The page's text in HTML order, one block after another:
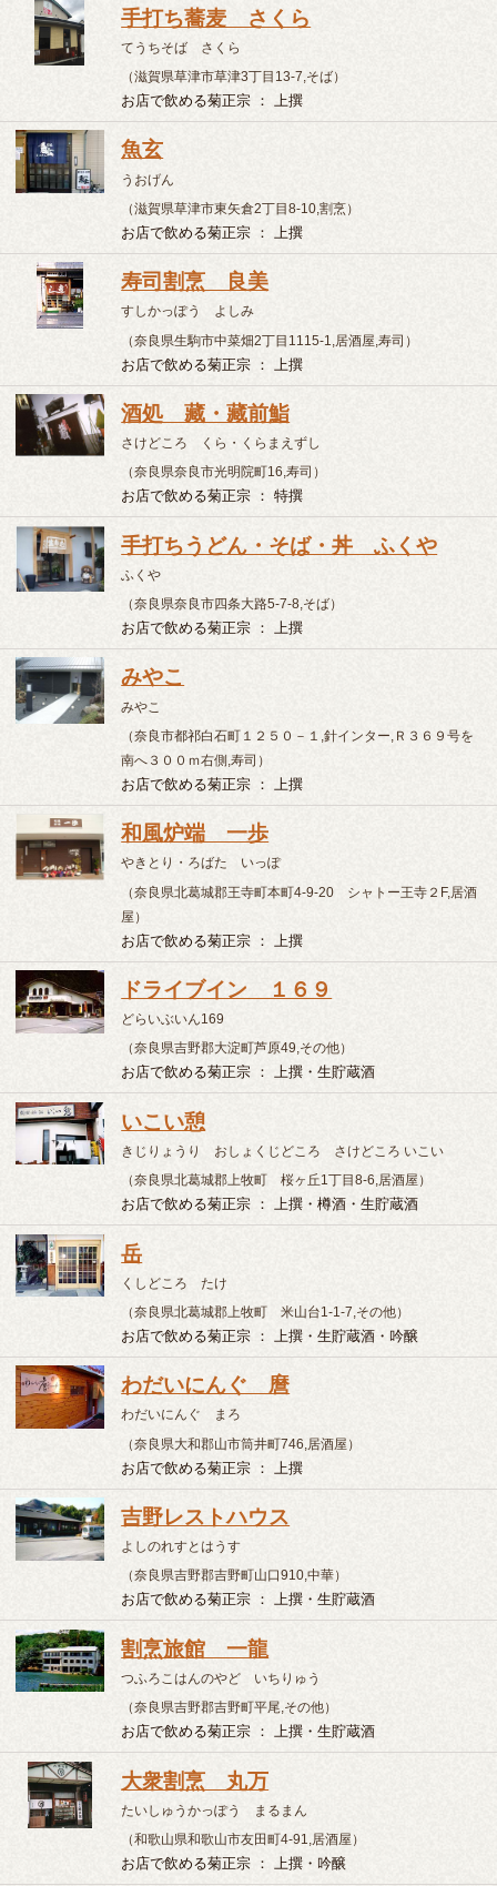
どらいぶいん169
お店で飲める菊正宗 ： 上撰・生貯蔵酒
いこい憩
（奈良県北葛城郡上牧町 桜ヶ丘1丁目8-6,居酒屋）
お店で飲める菊正宗 ： 上撰・樽酒・生貯蔵酒
岳
くしどころ たけ
（奈良県北葛城郡上牧町 米山台1-1-7,その他）
お店で飲める菊正宗 ： 上撰・生貯蔵酒・吟醸
わだいにんぐ 麿
お店で飲める菊正宗 ： 上撰
吉野レストハウス
よしのれすとはうす
（奈良県吉野郡吉野町山口910,中華）
お店で飲める菊正宗 ： 上撰・生貯蔵酒
割烹旅館 一龍
つふろこはんのやど いちりゅう
お店で飲める菊正宗 ： 上撰・生貯蔵酒
大衆割烹 丸万
たいしゅうかっぽう まるまん
（和歌山県和歌山市友田町4-91,居酒屋）
お店で飲める菊正宗 ： 上撰・吟醸
割烹 千成
かっぽう せんなり
（和歌山県田辺市湊14-23,割烹）
お店で飲める菊正宗 ： 上撰
（和歌山県橋本市清水513-2,居酒屋）
かんぱち
（和歌山県串本町串本10-15,寿司）
お店で飲める菊正宗 ： 上撰・生貯蔵酒
無国籍寿し割烹 紀の善
むこくせきすしかっぽう きのぜん
（和歌山県東牟婁郡串本町串本1735-38 ,寿司）
お店で飲める菊正宗 ： 上撰・生貯蔵酒・吟醸
まさや
いざかや まさや
（和歌山県伊都郡かつらぎ町中飯降177,居酒屋）
お店で飲める菊正宗 ： 上撰
遊食飲 ゆかわ倶楽部
ゆうしょくいん ゆかわくらぶ
（和歌山県橋本市高野口町伏原245-4,その他）
お店で飲める菊正宗 ： 上撰・生貯蔵酒・吟醸
旬菜 楽や
しゅんさい らくや
（和歌山県橋本市高野口町名倉81,居酒屋）
お店で飲める菊正宗 ： 上撰・生貯蔵酒
飲酒は20歳になってから。お酒はおいしく適量を。飲酒
運転は法律で禁止されています。妊娠中や授乳期の飲酒
は、胎児・乳児の発育に悪影響を与えるおそれがありま
す。
Copyright Kiku-Masamune Sake Brewing Co.,Ltd. All Rights